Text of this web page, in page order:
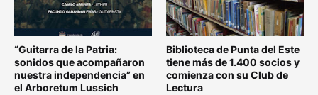
“Guitarra de la Patria:
sonidos que acompañaron
nuestra independencia” en
el Arboretum Lussich
Biblioteca de Punta del Este
tiene más de 1.400 socios y
comienza con su Club de
Lectura